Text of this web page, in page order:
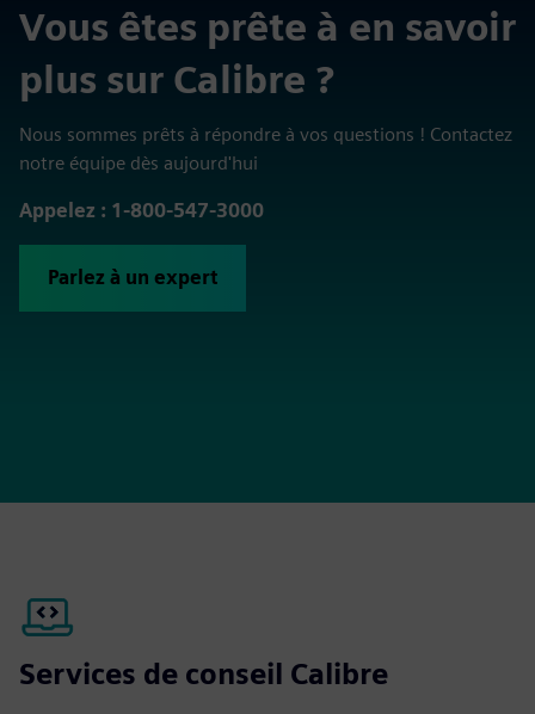
Vous êtes prête à en savoir
plus sur Calibre ?
Nous sommes prêts à répondre à vos questions ! Contactez
notre équipe dès aujourd'hui
Appelez : 1-800-547-3000
Parlez à un expert
Services de conseil Calibre